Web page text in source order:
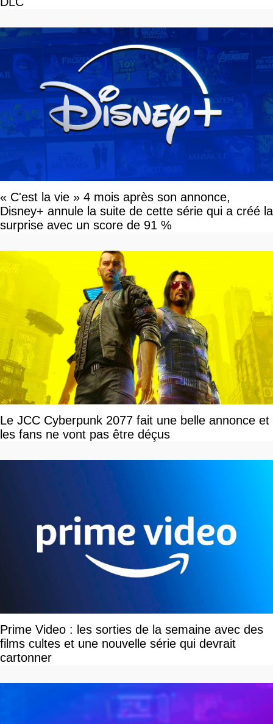
« C'est la vie » 4 mois après son annonce,
Disney+ annule la suite de cette série qui a créé la
surprise avec un score de 91 %
Le JCC Cyberpunk 2077 fait une belle annonce et
les fans ne vont pas être déçus
Prime Video : les sorties de la semaine avec des
films cultes et une nouvelle série qui devrait
cartonner